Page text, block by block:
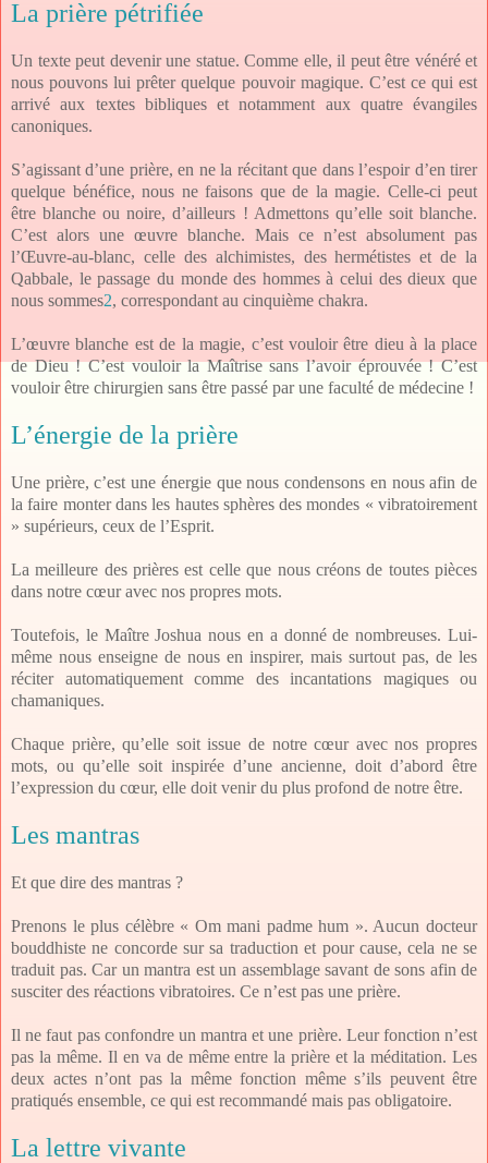
La prière pétrifiée
Un texte peut devenir une statue. Comme elle, il peut être vénéré et
nous pouvons lui prêter quelque pouvoir magique. C’est ce qui est
arrivé aux textes bibliques et notamment aux quatre évangiles
canoniques.
S’agissant d’une prière, en ne la récitant que dans l’espoir d’en tirer
quelque bénéfice, nous ne faisons que de la magie. Celle-ci peut
être blanche ou noire, d’ailleurs ! Admettons qu’elle soit blanche.
C’est alors une œuvre blanche. Mais ce n’est absolument pas
l’Œuvre-au-blanc, celle des alchimistes, des hermétistes et de la
Qabbale, le passage du monde des hommes à celui des dieux que
nous sommes2, correspondant au cinquième chakra.
L’œuvre blanche est de la magie, c’est vouloir être dieu à la place
de Dieu ! C’est vouloir la Maîtrise sans l’avoir éprouvée ! C’est
vouloir être chirurgien sans être passé par une faculté de médecine !
L’énergie de la prière
Une prière, c’est une énergie que nous condensons en nous afin de
la faire monter dans les hautes sphères des mondes « vibratoirement
» supérieurs, ceux de l’Esprit.
La meilleure des prières est celle que nous créons de toutes pièces
dans notre cœur avec nos propres mots.
Toutefois, le Maître Joshua nous en a donné de nombreuses. Lui-
même nous enseigne de nous en inspirer, mais surtout pas, de les
réciter automatiquement comme des incantations magiques ou
chamaniques.
Chaque prière, qu’elle soit issue de notre cœur avec nos propres
mots, ou qu’elle soit inspirée d’une ancienne, doit d’abord être
l’expression du cœur, elle doit venir du plus profond de notre être.
Les mantras
Et que dire des mantras ?
Prenons le plus célèbre « Om mani padme hum ». Aucun docteur
bouddhiste ne concorde sur sa traduction et pour cause, cela ne se
traduit pas. Car un mantra est un assemblage savant de sons afin de
susciter des réactions vibratoires. Ce n’est pas une prière.
Il ne faut pas confondre un mantra et une prière. Leur fonction n’est
pas la même. Il en va de même entre la prière et la méditation. Les
deux actes n’ont pas la même fonction même s’ils peuvent être
pratiqués ensemble, ce qui est recommandé mais pas obligatoire.
La lettre vivante